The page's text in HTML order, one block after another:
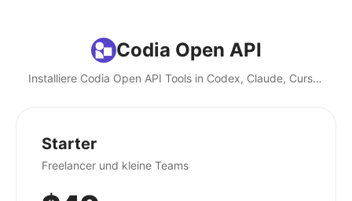
Codia Open API
Installiere Codia Open API Tools in Codex, Claude, Cursor und lokalen KI-Agenten.
Starter
Freelancer und kleine Teams